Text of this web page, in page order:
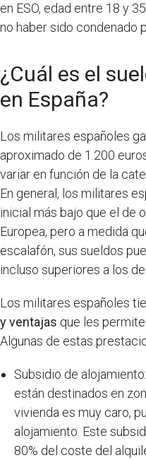
en ESO, edad entre 18 y
no haber sido condenado
¿Cuál es el
en España?
Los militares españoles
aproximado de 1.200
variar en función de la
En general, los militares
inicial más bajo que el de
Europea, pero a medida
escalafón, sus sueldos
incluso superiores a los
Los militares españoles
y ventajas que les
Algunas de estas
Subsidio de
están destinados en
vivienda es muy caro,
alojamiento. Este
80% del coste del